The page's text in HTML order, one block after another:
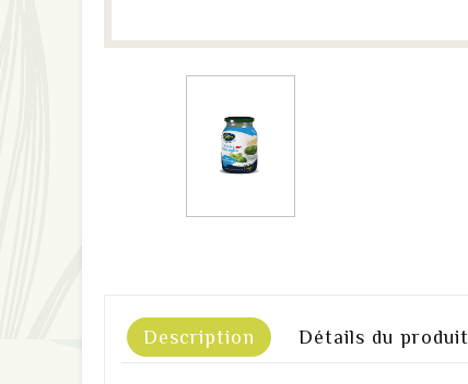
Description Détails du produit